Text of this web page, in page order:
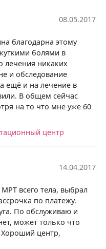
08.05.2017
благодарна этому
болями в
лечения никаких
и обследование
ещё и на лечение в
В общем сейчас
на то что мне уже 60
центр
14.04.2017
всего тела, выбрал
по платежу.
По обслуживаю и
может только что
Хороший центр,